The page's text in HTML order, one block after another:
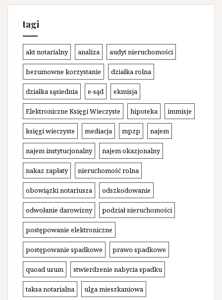
tagi
akt notarialny analiza audyt nieruchomości
bezumowne korzystanie działka rolna
działka sąsiednia e-sąd ekmisja
Elektroniczne Księgi Wieczyste hipoteka immisje
księgi wieczyste mediacja mpzp najem
najem instytucjonalny najem okazjonalny
nakaz zapłaty nieruchomość rolna
obowiązki notariusza odszkodowanie
odwołanie darowizny podział nieruchomości
postępowanie elektroniczne
postępowanie spadkowe prawo spadkowe
quoad usum stwierdzenie nabycia spadku
taksa notarialna ulga mieszkaniowa